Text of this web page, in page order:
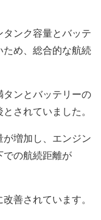
タンク容量とバッテ
ため、総合的な航続
タンとバッテリーの
されていました。
増加し、エンジン
での航続距離が
善されています。